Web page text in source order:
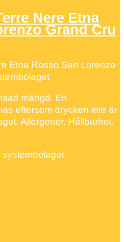
Nere Etna
Grand Cru
Etna Rosso San Lorenzo
mängd. En
eftersom drycken inte är
Allergener. Hållbarhet.